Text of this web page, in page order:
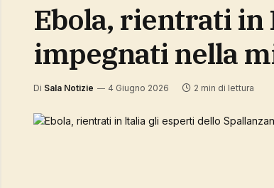
Ebola, rientrati in Italia gli esperti dello Spallanzani
impegnati nella
Di Sala Notizie 4 Giugno 2026 2 min di lettura